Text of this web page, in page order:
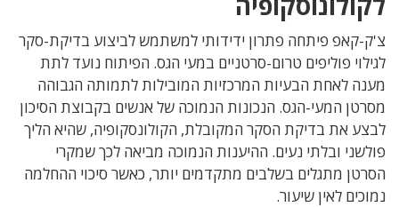
צ'ק-קאפ פיתחה פתרון ידידותי למשתמש לביצוע בדיקת-סקר
לגילוי פוליפים טרום-סרטניים במעי הגס. הפיתוח נועד לתת
מענה לאחת הבעיות המרכזיות המובילות לתמותה הגבוהה
מסרטן המעי-הגס. הנכונות הנמוכה של אנשים בקבוצת הסיכון
לבצע את בדיקת הסקר המקובלת, הקולונסקופיה, שהיא הליך
פולשני ובלתי נעים. ההיענות הנמוכה מביאה לכך שמקרי
הסרטן מתגלים בשלבים מתקדמים יותר, כאשר סיכוי ההחלמה
נמוכים לאין שיעור.